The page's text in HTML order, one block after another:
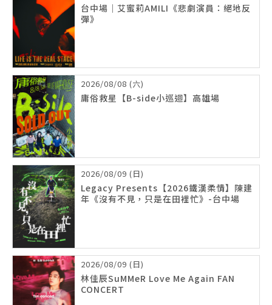
台中場｜艾蜜莉AMILI《悲劇演員：絕地反
彈》
2026/08/08 (六)
庸俗救星【B-side小巡迴】高雄場
2026/08/09 (日)
Legacy Presents【2026鐵漢柔情】陳建
年《沒有不見，只是在田裡忙》-台中場
2026/08/09 (日)
林佳辰SuMMeR Love Me Again FAN
CONCERT